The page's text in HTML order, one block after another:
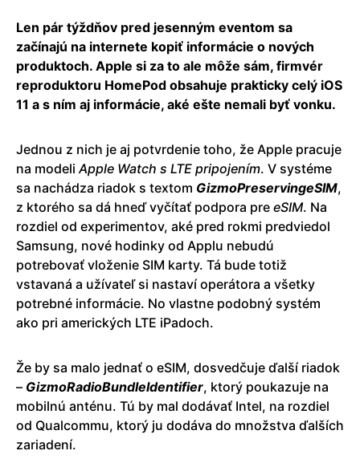
Len pár týždňov pred jesenným eventom sa
začínajú na internete kopiť informácie o nových
produktoch. Apple si za to ale môže sám, firmvér
reproduktoru HomePod obsahuje prakticky celý iOS
11 a s ním aj informácie, aké ešte nemali byť vonku.
Jednou z nich je aj potvrdenie toho, že Apple pracuje
na modeliApple Watch s LTE pripojením. V systéme
sa nachádza riadok s textom GizmoPreservingeSIM,
z ktorého sa dá hneď vyčítať podpora pre eSIM. Na
rozdiel od experimentov, aké pred rokmi predviedol
Samsung, nové hodinky od Applu nebudú
potrebovať vloženie SIM karty. Tá bude totiž
vstavaná a užívateľ si nastaví operátora a všetky
potrebné informácie. No vlastne podobný systém
ako pri amerických LTE iPadoch.
Že by sa malo jednať o eSIM, dosvedčuje ďalší riadok
– GizmoRadioBundleIdentifier, ktorý poukazuje na
mobilnú anténu. Tú by mal dodávať Intel, na rozdiel
od Qualcommu, ktorý ju dodáva do množstva ďalších
zariadení.